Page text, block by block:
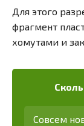
Для этого
фрагмент
хомутами и
Совсем